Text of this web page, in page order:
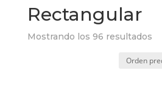
Rectangular
Mostrando los 96 resultados